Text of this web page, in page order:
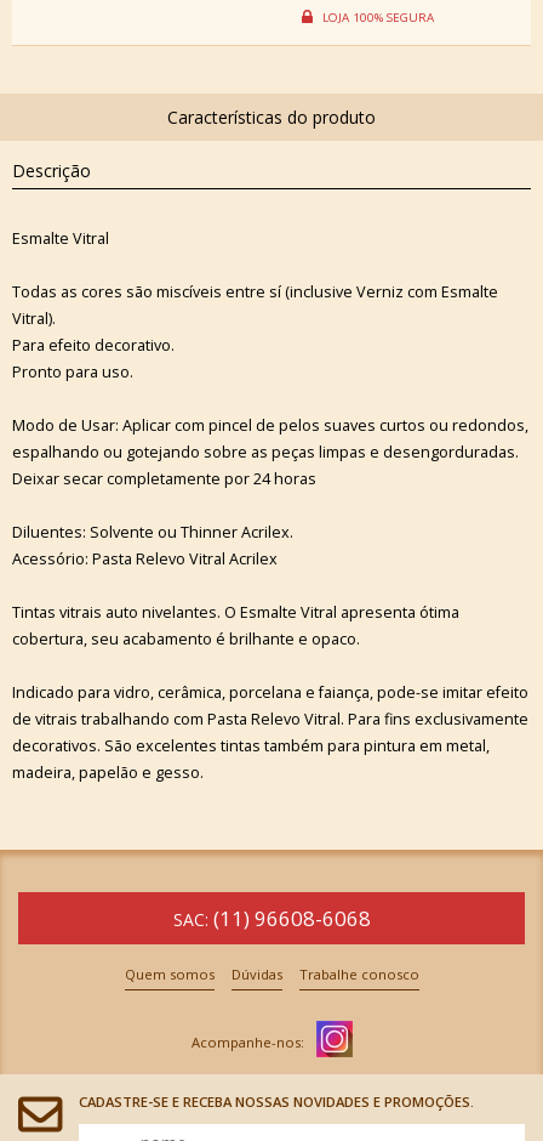
Descrição
Esmalte Vitral
Todas as cores são miscíveis entre sí (inclusive Verniz com Esmalte
Vitral).
Para efeito decorativo.
Pronto para uso.
Modo de Usar: Aplicar com pincel de pelos suaves curtos ou redondos,
espalhando ou gotejando sobre as peças limpas e desengorduradas.
Deixar secar completamente por 24 horas
Diluentes: Solvente ou Thinner Acrilex.
Acessório: Pasta Relevo Vitral Acrilex
Tintas vitrais auto nivelantes. O Esmalte Vitral apresenta ótima
cobertura, seu acabamento é brilhante e opaco.
Indicado para vidro, cerâmica, porcelana e faiança, pode-se imitar efeito
de vitrais trabalhando com Pasta Relevo Vitral. Para fins exclusivamente
decorativos. São excelentes tintas também para pintura em metal,
madeira, papelão e gesso.
SAC: (11) 96608-6068
Quem somos Dúvidas Trabalhe conosco
CADASTRE-SE E RECEBA NOSSAS NOVIDADES E PROMOÇÕES.